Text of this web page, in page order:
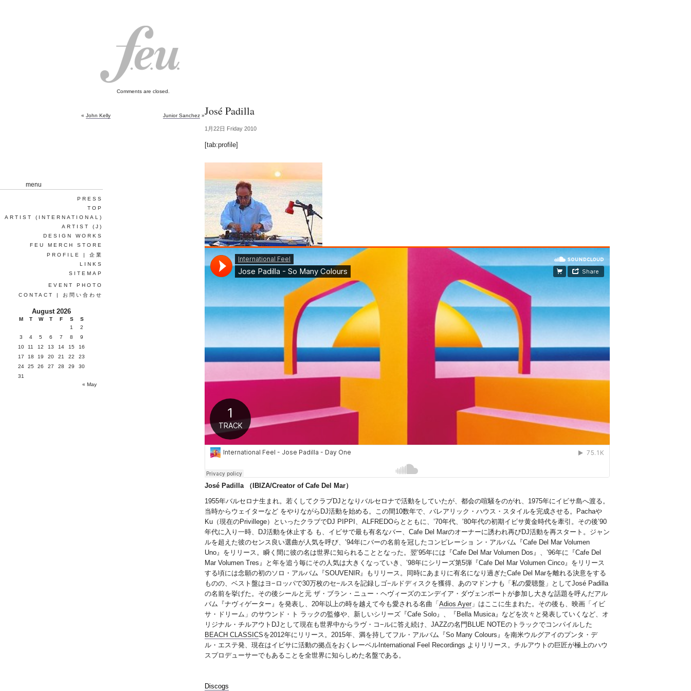
José Padilla
1月22日 Friday 2010
[tab:profile]
José Padilla （IBIZA/Creator of Cafe Del Mar）
1955年バルセロナ生まれ。若くしてクラブDJとなりバルセロナで活動をしていたが、都会の喧騒をのがれ、1975年にイビサ島へ渡る。
当時からウェイターなど をやりながらDJ活動を始める。この間10数年で、バレアリック・ハウス・スタイルを完成させる。Pachaや
Ku（現在のPrivillege）といったクラブでDJ PIPPI、ALFREDOらとともに、’70年代、’80年代の初期イビサ黄金時代を牽引。その後’90
年代に入り一時、DJ活動を休止する も、イビサで最も有名なバー、Cafe Del Marのオーナーに誘われ再びDJ活動を再スタート。ジャン
ルを超えた彼のセンス良い選曲が人気を呼び、’94年にバーの名前を冠したコンピレーショ ン・アルバム『Cafe Del Mar Volumen
Uno』をリリース。瞬く間に彼の名は世界に知られることとなった。翌’95年には『Cafe Del Mar Volumen Dos』、’96年に『Cafe Del
Mar Volumen Tres』と年を追う毎にその人気は大きくなっていき、’98年にシリーズ第5弾『Cafe Del Mar Volumen Cinco』をリリース
する頃には念願の初のソロ・アルバム『SOUVENIR』もリリース。同時にあまりに有名になり過ぎたCafe Del Marを離れる決意をする
ものの、ベスト盤はヨ−ロッパで30万枚のセ−ルスを記録しゴ−ルドディスクを獲得、あのマドンナも「私の愛聴盤」としてJosé Padilla
の名前を挙げた。その後シールと元 ザ・ブラン・ニュー・ヘヴィーズのエンデイア・ダヴェンポートが参加し大きな話題を呼んだアル
バム『ナヴィゲーター』を発表し、20年以上の時を越えて今も愛される名曲「 Adios Ayer 」はここに生まれた。その後も、映画「イビ
サ・ドリーム」のサウンド・ト ラックの監修や、新しいシリーズ『Cafe Solo』、『Bella Musica』などを次々と発表していくなど、オ
リジナル・チルアウトDJとして現在も世界中からラヴ・コ−ルに答え続け、JAZZの名門BLUE NOTEのトラックでコンパイルした
BEACH CLASSICSを2012年にリリース。2015年、満を持してフル・アルバム『So Many Colours』を南米ウルグアイのプンタ・デ
ル・エステ発、現在はイビサに活動の拠点をおくレーベルInternational Feel Recordings よりリリース。チルアウトの巨匠が極上のハウ
スプロデューサーでもあることを全世界に知らしめた名盤である。
Discogs
Comments are closed.
« John Kelly Junior Sanchez »
menu
PRESS
TOP
ARTIST (INTERNATIONAL)
ARTIST (J)
DESIGN WORKS
FEU MERCH STORE
PROFILE | 企業
LINKS
SITEMAP
EVENT PHOTO
CONTACT | お問い合わせ
August 2026
M T W T F S
S
1
2
3
4 5 6 7 8
9
10
11 12 13 14 15
16
17
18 19 20 21 22
23
24
25 26 27 28 29
30
31
« May